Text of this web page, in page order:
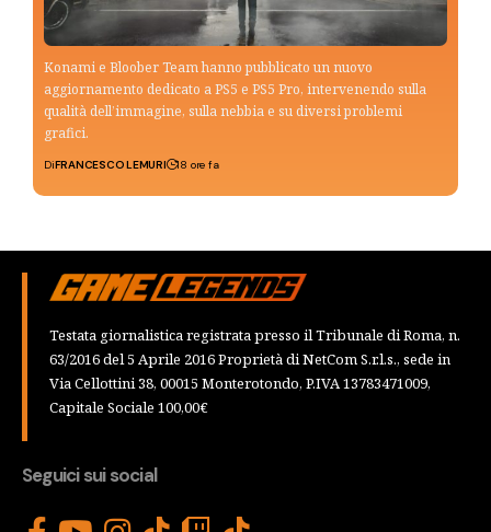
Konami e Bloober Team hanno pubblicato un nuovo
aggiornamento dedicato a PS5 e PS5 Pro, intervenendo sulla
qualità dell’immagine, sulla nebbia e su diversi problemi
grafici.
DiFRANCESCO LEMURI 18 ore fa
Testata giornalistica registrata presso il Tribunale di Roma, n.
63/2016 del 5 Aprile 2016 Proprietà di NetCom S.r.l.s., sede in
Via Cellottini 38, 00015 Monterotondo, P.IVA 13783471009,
Capitale Sociale 100,00€
Seguici sui social